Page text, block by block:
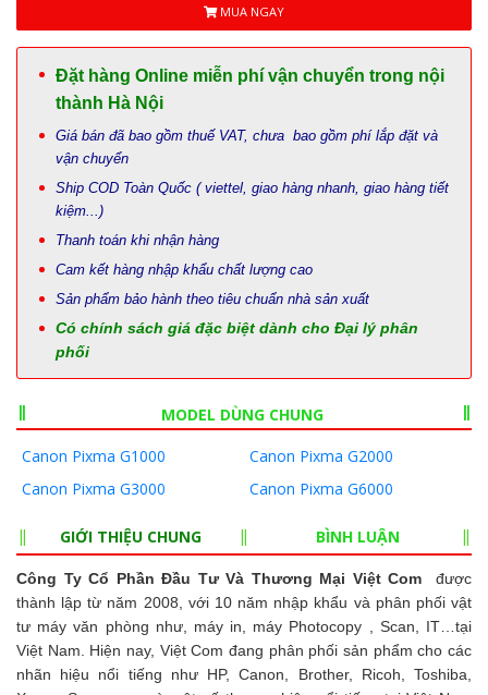
MUA NGAY
Đặt hàng Online miễn phí vận chuyển trong nội
thành Hà Nội
Giá bán đã bao gồm thuế VAT, chưa bao gồm phí lắp đặt và
vận chuyển
Ship COD Toàn Quốc ( viettel, giao hàng nhanh, giao hàng tiết
kiệm...)
Thanh toán khi nhận hàng
Cam kết hàng nhập khẩu chất lượng cao
Sản phẩm bảo hành theo tiêu chuẩn nhà sản xuất
Có chính sách giá đặc biệt dành cho Đại lý phân
phối
MODEL DÙNG CHUNG
Canon Pixma G1000
Canon Pixma G2000
Canon Pixma G3000
Canon Pixma G6000
GIỚI THIỆU CHUNG BÌNH LUẬN
Công Ty Cổ Phần Đầu Tư Và Thương Mại Việt Com được
thành lập từ năm 2008, với 10 năm nhập khẩu và phân phối vật
tư máy văn phòng như, máy in, máy Photocopy , Scan, IT…tại
Việt Nam. Hiện nay, Việt Com đang phân phối sản phẩm cho các
nhãn hiệu nổi tiếng như HP, Canon, Brother, Ricoh, Toshiba,